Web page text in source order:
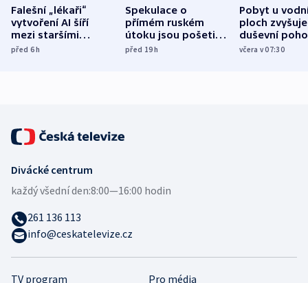
Falešní „lékaři“
vytvoření AI šíří
mezi staršími
Poláky nebezpečné
před 6h
Spekulace o
přímém ruském
útoku jsou pošetilé,
míní estonský
před 19h
Pobyt u
ploch zvyšuje
duševní
ukázala
včera v 07:30
TV program Pro média
Divácké centrum
každý všední den:8:00—16:00 hodin
261 136 113
info@ceskatelevize.cz